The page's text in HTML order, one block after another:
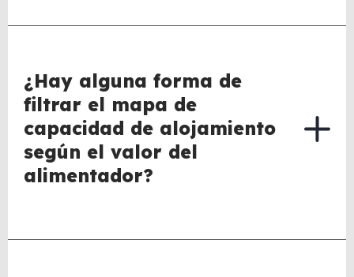
¿Hay alguna forma de
filtrar el mapa de
capacidad de alojamiento
según el valor del
alimentador?